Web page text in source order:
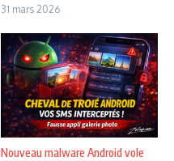
31 mars 2026
Nouveau malware Android vole